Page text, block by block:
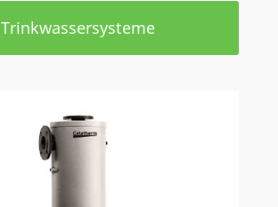
Trinkwassersysteme